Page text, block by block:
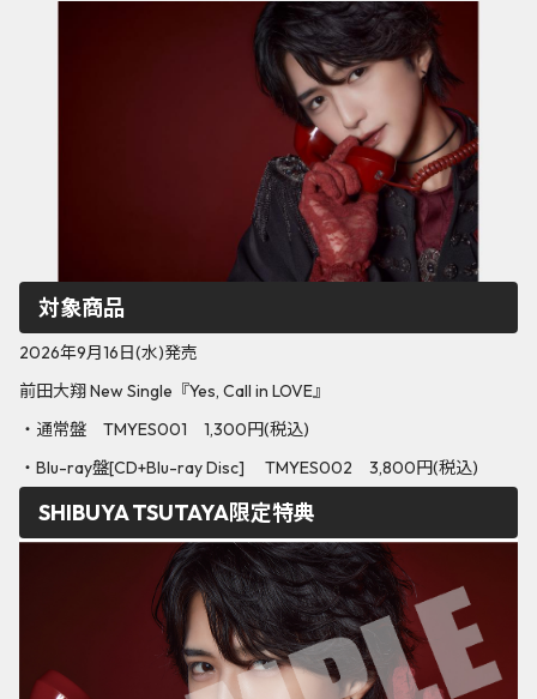
対象商品
2026年9月16日(水)発売
前田大翔 New Single『Yes, Call in LOVE』
・通常盤 TMYES001 1,300円(税込)
・Blu-ray盤[CD+Blu-ray Disc] TMYES002 3,800円(税込)
SHIBUYA TSUTAYA限定特典